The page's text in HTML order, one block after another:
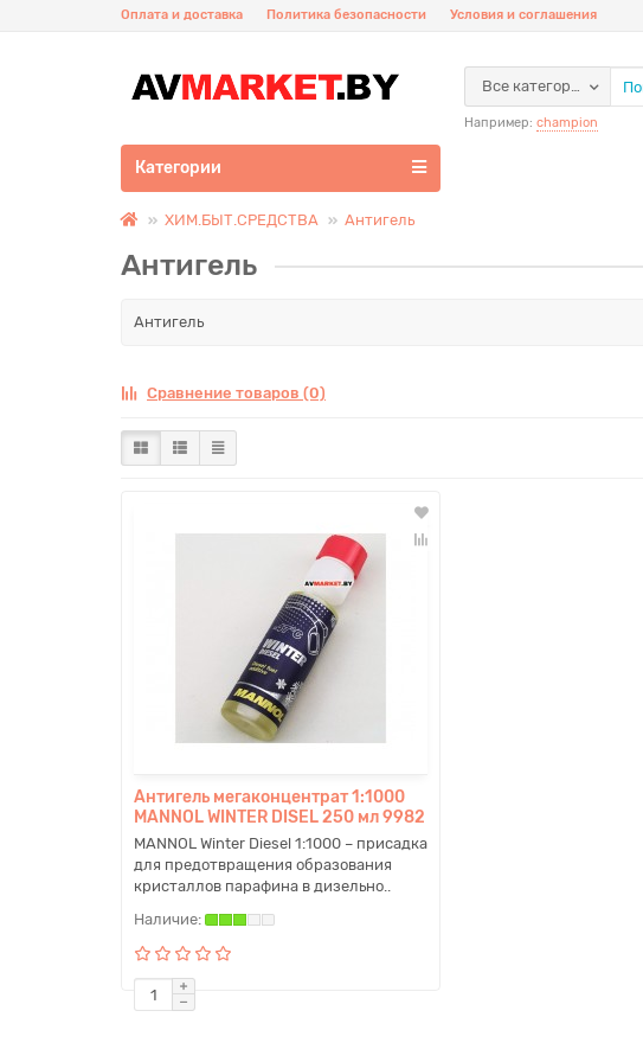
Оплата и доставка Политика безопасности Условия и соглашения
Все категории
Например: champion
Категории
ХИМ.БЫТ.СРЕДСТВА Антигель
Антигель
Антигель
Сравнение товаров (0)
Антигель мегаконцентрат 1:1000
MANNOL WINTER DISEL 250 мл 9982
MANNOL Winter Diesel 1:1000 – присадка
для предотвращения образования
кристаллов парафина в дизельно..